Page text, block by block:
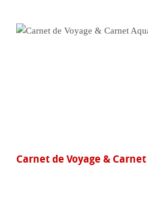
Carnet de Voyage &